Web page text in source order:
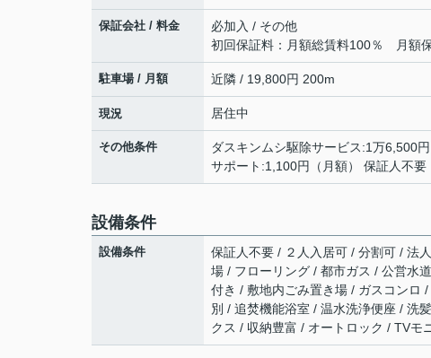
保証会社 / 料金
必加入 / その他
初回保証料：月額総賃料100％ 月額
駐車場 / 月額 近隣 / 19,800円 200m
現況 居住中
その他条件
ダスキンムシ駆除サービス:1万6,500
サポート:1,100円（月額） 保証人不要
設備条件
設備条件
保証人不要 / ２人入居可 / 分割可 / 法
場 / フローリング / 都市ガス / 公営水
付き / 敷地内ごみ置き場 / ガスコンロ
別 / 追焚機能浴室 / 温水洗浄便座 / 洗
クス / 収納豊富 / オートロック / TVモ